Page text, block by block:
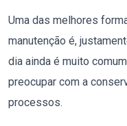
Uma das melhores
manutenção é,
dia ainda é muito
preocupar com a
processos.